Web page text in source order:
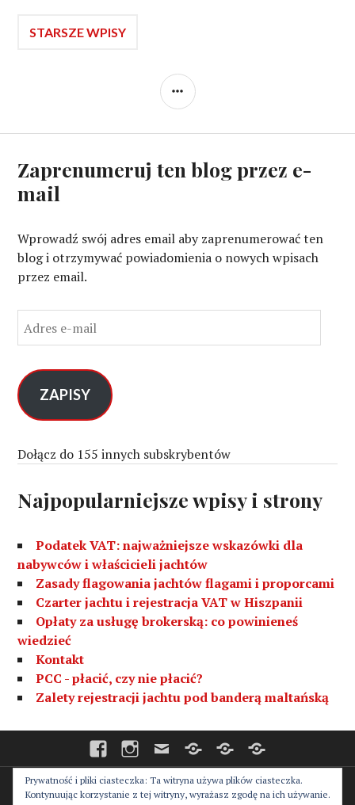
Nawigacja
wpisach
STARSZE WPISY
SIDEBAR
Zaprenumeruj ten blog przez e-
mail
Wprowadź swój adres email aby zaprenumerować ten
blog i otrzymywać powiadomienia o nowych wpisach
przez email.
d
e
s
e
m
l
ZAPISY
Dołącz do 155 innych subskrybentów
Najpopularniejsze wpisy i strony
Podatek VAT: najważniejsze wskazówki dla
nabywców i właścicieli jachtów
Zasady flagowania jachtów flagami i proporcami
Czarter jachtu i rejestracja VAT w Hiszpanii
Opłaty za usługę brokerską: co powinieneś
wiedzieć
Kontakt
PCC - płacić, czy nie płacić?
Zalety rejestracji jachtu pod banderą maltańską
FacebookInstagram
E-
mail
Współpraca
Strona
główna
–
Русский
–
English
Proudly powered by WordPress
Theme: Canard by
Prywatność i pliki ciasteczka: Ta witryna używa plików ciasteczka.
Kontynuując korzystanie z tej witryny, wyrażasz zgodę na ich używanie.